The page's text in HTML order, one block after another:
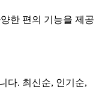
한 편의 기능을 제공
다. 최신순, 인기순,